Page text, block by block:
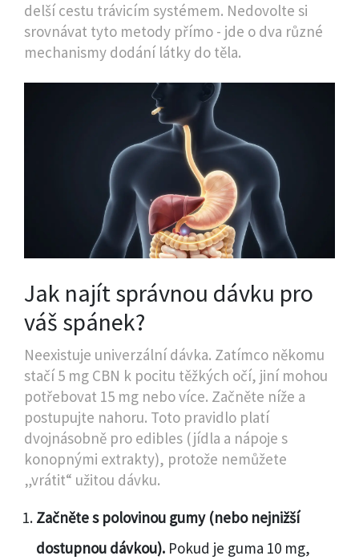
delší cestu trávicím systémem. Nedovolte si
srovnávat tyto metody přímo - jde o dva různé
mechanismy dodání látky do těla.
Jak najít správnou dávku pro
váš spánek?
Neexistuje univerzální dávka. Zatímco někomu
stačí 5 mg CBN k pocitu těžkých očí, jiní mohou
potřebovat 15 mg nebo více. Začněte níže a
postupujte nahoru. Toto pravidlo platí
dvojnásobně pro edibles (jídla a nápoje s
konopnými extrakty), protože nemůžete
„vrátit“ užitou dávku.
Začněte s polovinou gumy (nebo nejnižší
dostupnou dávkou). Pokud je guma 10 mg,